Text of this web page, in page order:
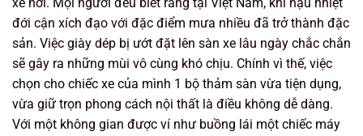
xe hơi. Mọi người đều biết rằng tại Việt Nam, khí hậu nhiệt
đới cận xích đạo với đặc điểm mưa nhiều đã trở thành đặc
sản. Việc giày dép bị ướt đặt lên sàn xe lâu ngày chắc chắn
sẽ gây ra những mùi vô cùng khó chịu. Chính vì thế, việc
chọn cho chiếc xe của mình 1 bộ thảm sàn vừa tiện dụng,
vừa giữ trọn phong cách nội thất là điều không dễ dàng.
Với một không gian được ví như buồng lái một chiếc máy